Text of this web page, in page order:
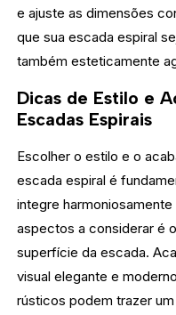
e ajuste as dimensões
que sua escada espiral
também esteticamente
Dicas de Estilo e
Escadas Espirais
Escolher o estilo e o
escada espiral é
integre
aspectos a considerar é
superfície da escada.
visual elegante e
rústicos podem trazer